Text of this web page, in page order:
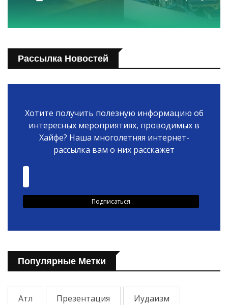
Рассылка Новостей
Хотите получить полезную информацию об
интересных мероприятиях, проводимых в
Хайфе? Наша многолетняя интернет-
рассылка вам о них расскажет
Популярные Метки
Атл Презентация Иудаизм